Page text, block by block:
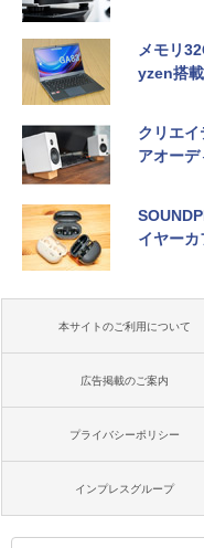
メモリ
yzen搭
クリエイ
アオーデ
イヤー
本サイトのご利用について
広告掲載のご案内
プライバシーポリシー
インプレスグループ